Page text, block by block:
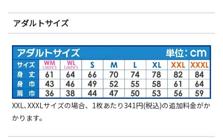
アダルトサイズ
XXL､XXXLサイズの場合、1枚あたり341円(税込)の追加料金がか
かります。